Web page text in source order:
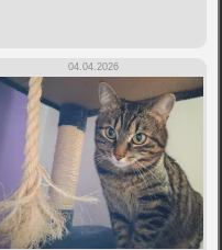
04.04.2026